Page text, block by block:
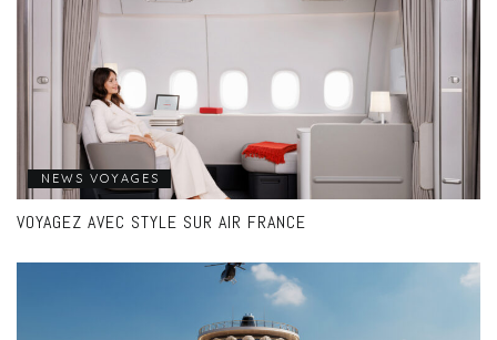
NEWS VOYAGES
VOYAGEZ AVEC STYLE SUR AIR FRANCE